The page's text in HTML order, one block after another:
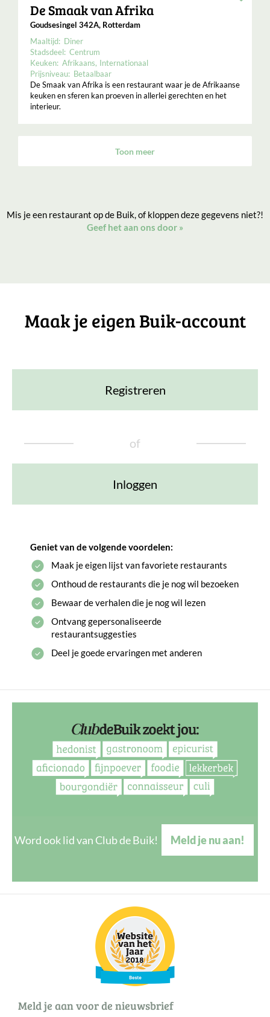
De Smaak van Afrika
Goudsesingel 342A, Rotterdam
Maaltijd: Diner
Stadsdeel: Centrum
Keuken: Afrikaans Internationaal
Prijsniveau: Betaalbaar
De Smaak van Afrika is een restaurant waar je de Afrikaanse
keuken en sferen kan proeven in allerlei gerechten en het
interieur.
Toon meer
Mis je een restaurant op de Buik, of kloppen deze gegevens niet?!
Geef het aan ons door »
Maak je eigen Buik-account
Registreren
of
Inloggen
Geniet van de volgende voordelen:
Maak je eigen lijst van favoriete restaurants
Onthoud de restaurants die je nog wil bezoeken
Bewaar de verhalen die je nog wil lezen
Ontvang gepersonaliseerde
restaurantsuggesties
Deel je goede ervaringen met anderen
Word ook lid van Club de Buik! Meld je nu aan!
Meld je aan voor de nieuwsbrief